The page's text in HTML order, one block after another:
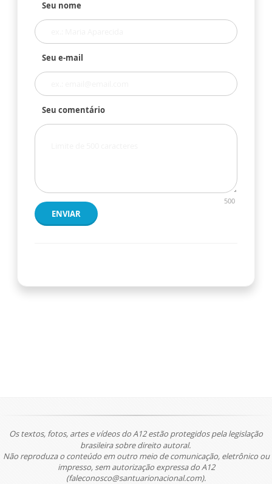
Seu nome
Seu e-mail
Seu comentário
500
ENVIAR
Os textos, fotos, artes e vídeos do A12 estão protegidos pela legislação
brasileira sobre direito autoral.
Não reproduza o conteúdo em outro meio de comunicação, eletrônico ou
impresso, sem autorização expressa do A12
(faleconosco@santuarionacional.com).